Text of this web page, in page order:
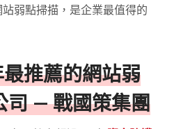
弱點掃描，是企業最值得的
推薦的網站弱
司 — 戰國策集團